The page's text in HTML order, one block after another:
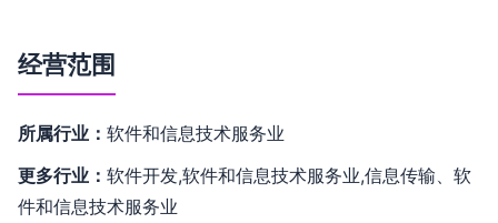
经营范围
所属行业： 软件和信息技术服务业
更多行业： 软件开发,软件和信息技术服务业,信息传输、软
件和信息技术服务业